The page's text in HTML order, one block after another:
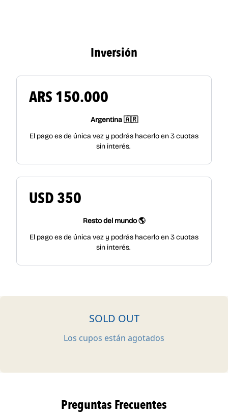
Inversión
ARS 150.000
Argentina 🇦🇷
El pago es de única vez y podrás hacerlo en 3 cuotas
sin interés.
USD 350
Resto del mundo 🌎
El pago es de única vez y podrás hacerlo en 3 cuotas
sin interés.
Preguntas Frecuentes